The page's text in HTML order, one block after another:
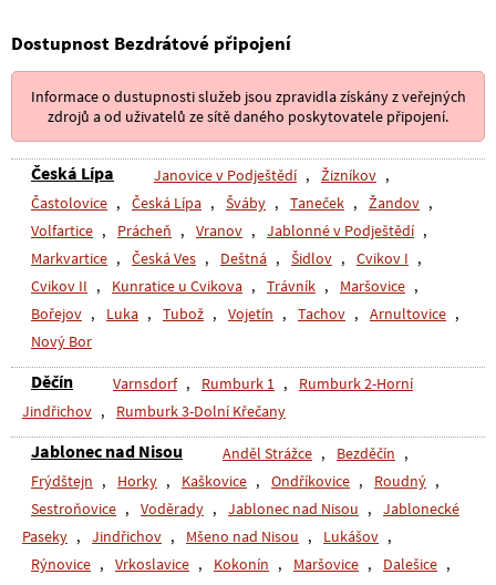
Dostupnost Bezdrátové připojení
Informace o dustupnosti služeb jsou zpravidla získány z veřejných
zdrojů a od uživatelů ze sítě daného poskytovatele připojení.
Česká Lípa Janovice v Podještědí , Žizníkov ,
Častolovice , Česká Lípa , Šváby , Taneček , Žandov ,
Volfartice , Prácheň , Vranov , Jablonné v Podještědí ,
Markvartice , Česká Ves , Deštná , Šidlov , Cvikov I ,
Cvikov II , Kunratice u Cvikova , Trávník , Maršovice ,
Bořejov , Luka , Tubož , Vojetín , Tachov , Arnultovice ,
Nový Bor
Děčín Varnsdorf , Rumburk 1 ,
Rumburk 2-Horní
Jindřichov , Rumburk 3-Dolní Křečany
Jablonec nad Nisou Anděl Strážce , Bezděčín ,
Frýdštejn , Horky , Kaškovice , Ondříkovice , Roudný ,
Sestroňovice , Voděrady , Jablonec nad Nisou ,
Jablonecké
Paseky , Jindřichov , Mšeno nad Nisou , Lukášov ,
Rýnovice , Vrkoslavice , Kokonín , Maršovice , Dalešice ,